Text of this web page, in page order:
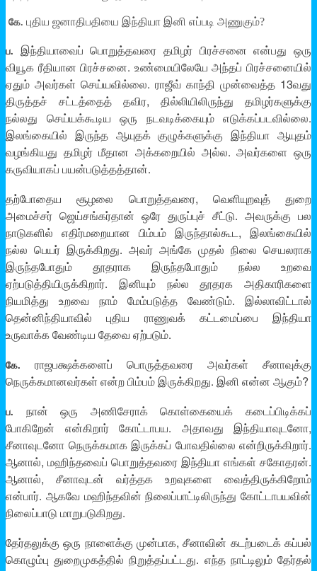
கே. புதிய ஜனாதிபதியை இந்தியா இனி எப்படி அணுகும்?
ப. இந்தியாவைப் பொறுத்தவரை தமிழர் பிரச்சனை என்பது ஒரு
வியூக ரீதியான பிரச்சனை. உண்மையிலேயே அந்தப் பிரச்சனையில்
ஏதும் அவர்கள் செய்யவில்லை. ராஜீவ் காந்தி முன்வைத்த 13வது
திருத்தச் சட்டத்தைத் தவிர, தில்லியிலிருந்து தமிழர்களுக்கு
நல்லது செய்யக்கூடிய ஒரு நடவடிக்கையும் எடுக்கப்படவில்லை.
இலங்கையில் இருந்த ஆயுதக் குழுக்களுக்கு இந்தியா ஆயுதம்
வழங்கியது தமிழர் மீதான அக்கறையில் அல்ல. அவர்களை ஒரு
கருவியாகப் பயன்படுத்தத்தான்.
தற்போதைய சூழலை பொறுத்தவரை, வெளியுறவுத் துறை
அமைச்சர் ஜெய்சங்கர்தான் ஒரே துருப்புச் சீட்டு. அவருக்கு பல
நாடுகளில் எதிர்மறையான பிம்பம் இருந்தால்கூட, இலங்கையில்
நல்ல பெயர் இருக்கிறது. அவர் அங்கே முதல் நிலை செயலராக
இருந்தபோதும் தூதராக இருந்தபோதும் நல்ல உறவை
ஏற்படுத்தியிருக்கிறார். இனியும் நல்ல தூதரக அதிகாரிகளை
நியமித்து உறவை நாம் மேம்படுத்த வேண்டும். இல்லாவிட்டால்
தென்னிந்தியாவில் புதிய ராணுவக் கட்டமைப்பை இந்தியா
உருவாக்க வேண்டிய தேவை ஏற்படும்.
கே. ராஜபக்ஷக்களைப் பொருத்தவரை அவர்கள் சீனாவுக்கு
நெருக்கமானவர்கள் என்ற பிம்பம் இருக்கிறது. இனி என்ன ஆகும்?
ப. நான் ஒரு அணிசேராக் கொள்கையைக் கடைப்பிடிக்கப்
போகிறேன் என்கிறார் கோட்டாபய. அதாவது இந்தியாவுடனோ,
சீனாவுடனோ நெருக்கமாக இருக்கப் போவதில்லை என்றிருக்கிறார்.
ஆனால், மஹிந்தவைப் பொறுத்தவரை இந்தியா எங்கள் சகோதரன்.
ஆனால், சீனாவுடன் வர்த்தக உறவுகளை வைத்திருக்கிறோம்
என்பார். ஆகவே மஹிந்தவின் நிலைப்பாட்டிலிருந்து கோட்டாபயவின்
நிலைப்பாடு மாறுபடுகிறது.
தேர்தலுக்கு ஒரு நாளைக்கு முன்பாக, சீனாவின் கடற்படைக் கப்பல்
கொழும்பு துறைமுகத்தில் நிறுத்தப்பட்டது. எந்த நாட்டிலும் தேர்தல்